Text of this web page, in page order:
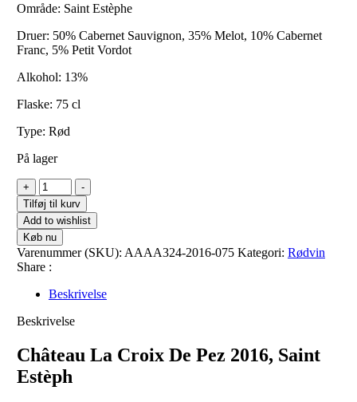
Område: Saint Estèphe
Druer: 50% Cabernet Sauvignon, 35% Melot, 10% Cabernet
Franc, 5% Petit Vordot
Alkohol: 13%
Flaske: 75 cl
Type: Rød
På lager
+
Château
La
Croix
De
Pez
2016,
Saint
antal
-
Tilføj til kurv
Add to wishlist
Køb nu
Varenummer (SKU): AAAA324-2016-075 Kategori: Rødvin
Share :
Beskrivelse
Beskrivelse
Château La Croix De Pez 2016, Saint
Estèph